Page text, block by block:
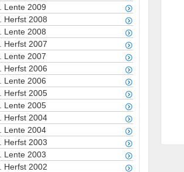
Lente 2009
Herfst 2008
Lente 2008
Herfst 2007
Lente 2007
Herfst 2006
Lente 2006
Herfst 2005
Lente 2005
Herfst 2004
Lente 2004
Herfst 2003
Lente 2003
Herfst 2002